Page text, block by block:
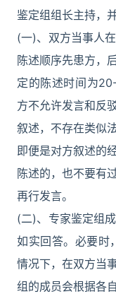
鉴定组组长主持，
(一)、双方当事人
陈述顺序先患方，
定的陈述时间为
方不允许发言和反
叙述，不存在类似
即便是对方叙述的
陈述的，也不要有
再行发言。
(二)、专家鉴定组
如实回答。必要时
情况下，在双方当
组的成员会根据各